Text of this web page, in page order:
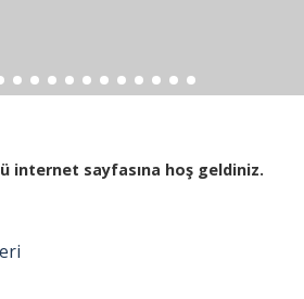
internet sayfasına hoş geldiniz.